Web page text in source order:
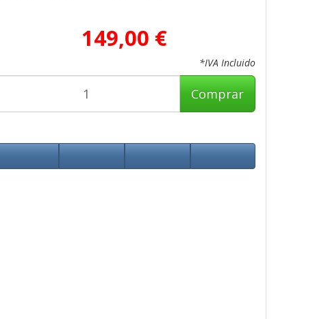
149,00 €
*IVA Incluido
Comprar